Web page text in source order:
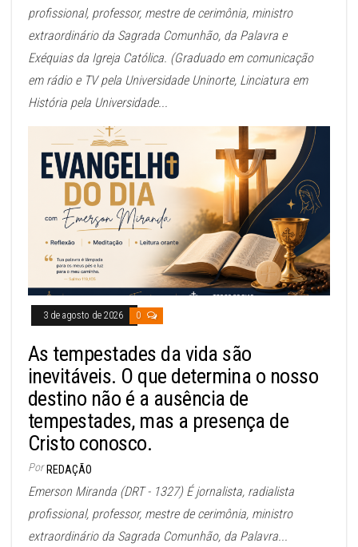
profissional, professor, mestre de cerimônia, ministro
extraordinário da Sagrada Comunhão, da Palavra e
Exéquias da Igreja Católica. (Graduado em comunicação
em rádio e TV pela Universidade Uninorte, Linciatura em
História pela Universidade...
3 de agosto de 2026 0
As tempestades da vida são
inevitáveis. O que determina o nosso
destino não é a ausência de
tempestades, mas a presença de
Cristo conosco.
Por REDAÇÃO
Emerson Miranda (DRT - 1327) É jornalista, radialista
profissional, professor, mestre de cerimônia, ministro
extraordinário da Sagrada Comunhão, da Palavra...